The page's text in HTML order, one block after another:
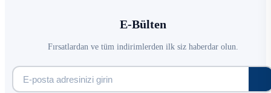
E-Bülten
Fırsatlardan ve tüm indirimlerden ilk siz haberdar olun.